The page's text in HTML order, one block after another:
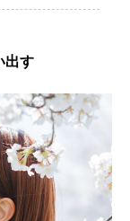
出す